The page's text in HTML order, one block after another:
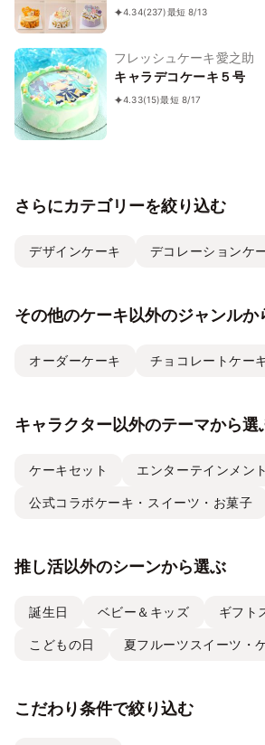
4.34(237)最短 8/13
フレッシュケーキ愛之助
キャラデコケーキ５号
4.33(15)最短 8/17
さらにカテゴリーを絞り込む
デザインケーキ デコレーションケ
その他のケーキ以外のジャンルか
オーダーケーキ チョコレートケー
キャラクター以外のテーマから選
ケーキセット エンターテインメント
公式コラボケーキ・スイーツ・お菓子
推し活以外のシーンから選ぶ
誕生日 ベビー＆キッズ ギフト
こどもの日 夏フルーツスイーツ・
こだわり条件で絞り込む